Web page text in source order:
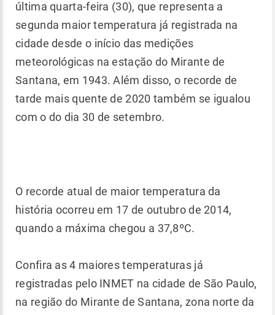
última quarta-feira (30), que representa a
segunda maior temperatura já registrada na
cidade desde o início das medições
meteorológicas na estação do Mirante de
Santana, em 1943. Além disso, o recorde de
tarde mais quente de 2020 também se igualou
com o do dia 30 de setembro.
O recorde atual de maior temperatura da
história ocorreu em 17 de outubro de 2014,
quando a máxima chegou a 37,8ºC.
Confira as 4 maiores temperaturas já
registradas pelo INMET na cidade de São Paulo,
na região do Mirante de Santana, zona norte da